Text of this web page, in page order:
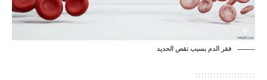
فقر الدم بسبب نقص الحديد